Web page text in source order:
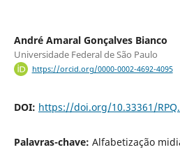
André Amaral Gonçalves Bianco
Universidade Federal de São Paulo
https://orcid.org/0000-0002-4692-4095
DOI: https://doi.org/10.33361/
Palavras-chave: Alfabetização